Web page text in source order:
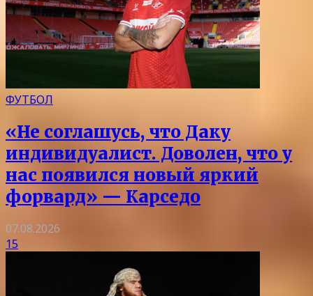
ФУТБОЛ
«Не соглашусь, что Даку
индивидуалист. Доволен, что у
нас появился новый яркий
форвард» — Карседо
07.08.2026
15